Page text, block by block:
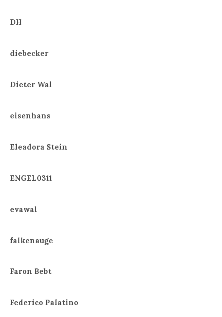
DH
diebecker
Dieter Wal
eisenhans
Eleadora Stein
ENGEL0311
evawal
falkenauge
Faron Bebt
Federico Palatino